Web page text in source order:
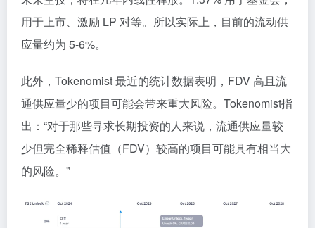
用于上市、激励 LP 对等。所以实际上，目前的流动供
应量约为 5-6%。
此外，Tokenomist 最近的统计数据表明，FDV 高且流
通供应量少的项目可能会带来重大风险。Tokenomist指
出：“对于那些寻求长期投资的人来说，流通供应量较
少但完全稀释估值（FDV）较高的项目可能具有相当大
的风险。”